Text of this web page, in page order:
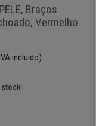
Braços
Vermelho
incluído)
stock